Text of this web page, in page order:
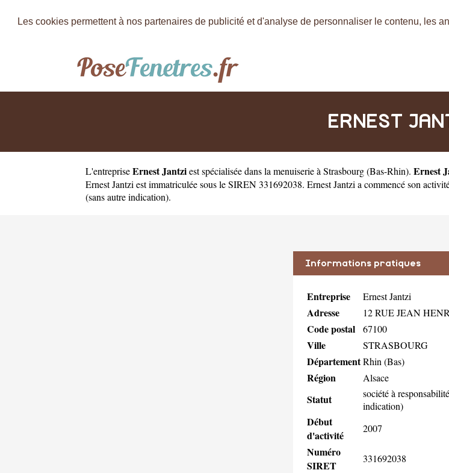
Les cookies permettent à nos partenaires de publicité et d'analyse de personnaliser le contenu, les
ERNEST
L'entrepriseErnest Jantziestspécialisée dans la menuiserie à Strasbourg(Bas-Rhin). Ernest
Ernest Jantzi est immatriculée sous le SIREN 331692038. Ernest Jantzi a commencé son
(sans autre indication).
Informations pratiques
Entreprise Ernest Jantzi
Adresse 12 RUE JEAN
Code postal 67100
Ville STRASBOURG
DépartementRhin (Bas)
Région Alsace
Statut
société à
indication)
Début
d'activité
2007
Numéro
SIRET
331692038